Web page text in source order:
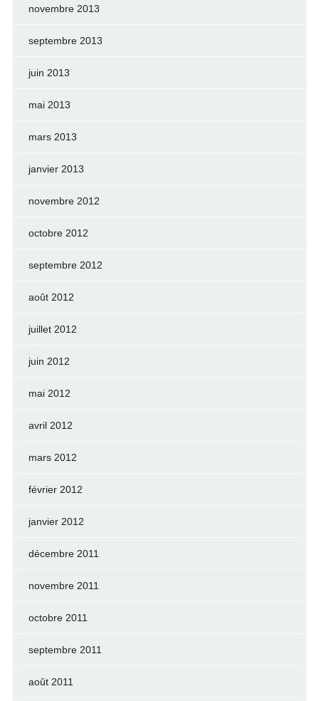
novembre 2013
septembre 2013
juin 2013
mai 2013
mars 2013
janvier 2013
novembre 2012
octobre 2012
septembre 2012
août 2012
juillet 2012
juin 2012
mai 2012
avril 2012
mars 2012
février 2012
janvier 2012
décembre 2011
novembre 2011
octobre 2011
septembre 2011
août 2011